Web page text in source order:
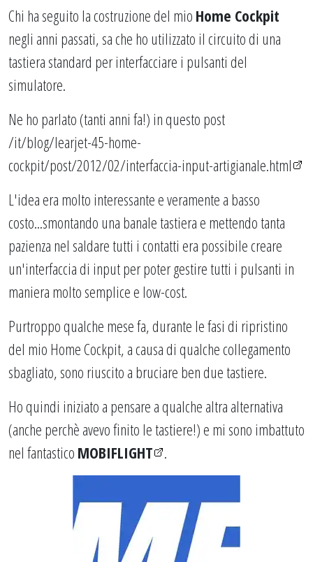
Chi ha seguito la costruzione del mio Home Cockpit
negli anni passati, sa che ho utilizzato il circuito di una
tastiera standard per interfacciare i pulsanti del
simulatore.
Ne ho parlato (tanti anni fa!) in questo post
/it/blog/learjet-45-home-
cockpit/post/2012/02/interfaccia-input-artigianale.html
L'idea era molto interessante e veramente a basso
costo...smontando una banale tastiera e mettendo tanta
pazienza nel saldare tutti i contatti era possibile creare
un'interfaccia di input per poter gestire tutti i pulsanti in
maniera molto semplice e low-cost.
Purtroppo qualche mese fa, durante le fasi di ripristino
del mio Home Cockpit, a causa di qualche collegamento
sbagliato, sono riuscito a bruciare ben due tastiere.
Ho quindi iniziato a pensare a qualche altra alternativa
(anche perchè avevo finito le tastiere!) e mi sono imbattuto
nel fantastico MOBIFLIGHT .